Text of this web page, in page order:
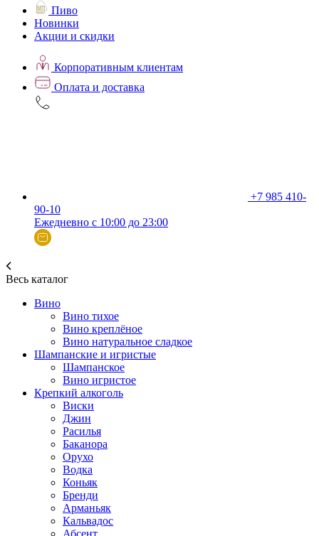
Пиво
Новинки
Акции и скидки
Корпоративным клиентам
Оплата и доставка
+7 985 410-
90-10
Ежедневно с 10:00 до 23:00
Весь каталог
Вино
Вино тихое
Вино креплёное
Вино натуральное сладкое
Шампанские и игристые
Шампанское
Вино игристое
Крепкий алкоголь
Виски
Джин
Расилья
Баканора
Орухо
Водка
Коньяк
Бренди
Арманьяк
Кальвадос
Абсент